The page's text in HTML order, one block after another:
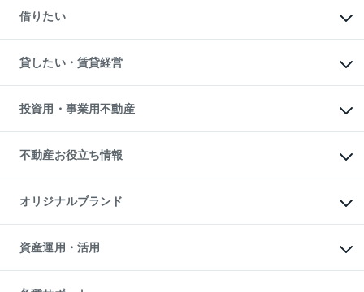
中古一戸建ての購入
不動産購入の流れ
注目キーワード物件特集
購入ガイド
English 繁体中文簡体中文
一戸建ての売却・査定
土地の売却・査定
スピードAI査定
不動産査定について
不動産売却の流れ
不動産買換えの流れ
売却ガイド
借りたい
オフィス・店舗の賃貸
借りるときの流れ
借りるガイド
貸したい・賃貸経営
マンション賃料データ
賃貸管理プラン
リロケーションについて
貸すガイド
投資用・事業用不動産
事業用不動産
マンション投資
投資用マンション
アパート経営
収益物件
ビル購入（ビル一棟）
投資用不動産の売却査定
事業用不動産の売却査定
不動産お役立ち情報
マンションライブラリー
人気マンションランキング
暮らしに役立つ不動産メディア
不動産相場・不動産価格情報
不動産コラム・ニュース
不動産用語集
オリジナルブランド
一棟リノベーションマンション
L`GENTE（ルジェンテ）
区分リノベーションマンション
資産運用・活用